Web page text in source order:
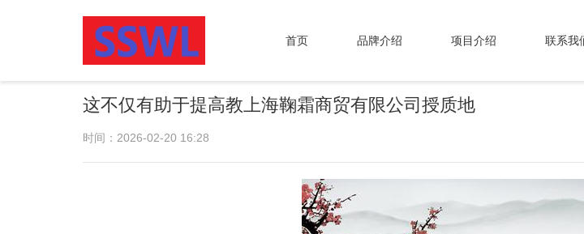
首页 品牌介绍 项目介绍 联系我
这不仅有助于提高教上海鞠霜商贸有限公司授质地
时间：2026-02-20 16:28